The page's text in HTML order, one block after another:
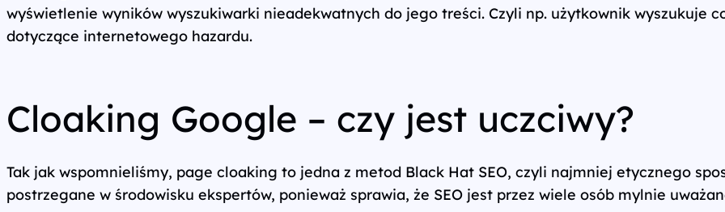
wyświetlenie wyników wyszukiwarki nieadekwatnych do jego treści. Czyli np. użytkownik wyszukuje
dotyczące internetowego hazardu.
Cloaking Google – czy jest uczciwy?
Tak jak wspomnieliśmy, page cloaking to jedna z metod Black Hat SEO, czyli najmniej etycznego
postrzegane w środowisku ekspertów, ponieważ sprawia, że SEO jest przez wiele osób mylnie